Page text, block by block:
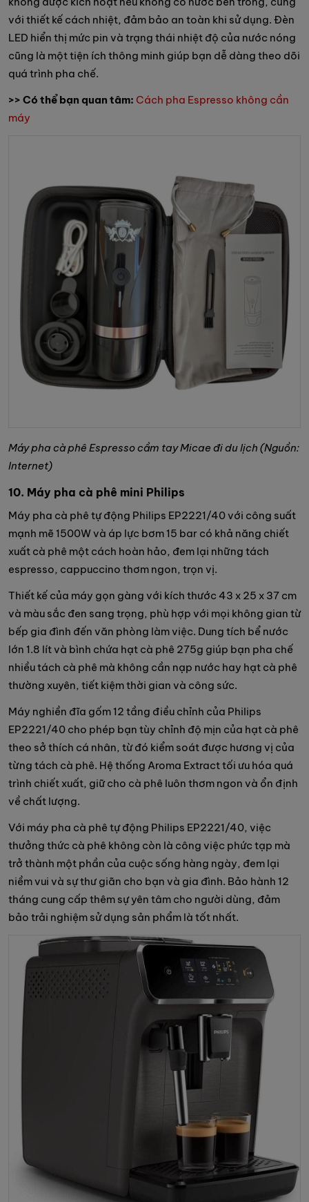
với thiết kế cách nhiệt, đảm bảo an toàn khi sử dụng. Đèn
LED hiển thị mức pin và trạng thái nhiệt độ của nước nóng
cũng là một tiện ích thông minh giúp bạn dễ dàng theo dõi
quá trình pha chế.
>> Có thể bạn quan tâm: Cách pha Espresso không cần
máy
Máy pha cà phê Espresso cầm tay Micae đi du lịch (Nguồn:
Internet)
10. Máy pha cà phê mini Philips
Máy pha cà phê tự động Philips EP2221/40 với công suất
mạnh mẽ 1500W và áp lực bơm 15 bar có khả năng chiết
xuất cà phê một cách hoàn hảo, đem lại những tách
espresso, cappuccino thơm ngon, trọn vị.
Thiết kế của máy gọn gàng với kích thước 43 x 25 x 37 cm
và màu sắc đen sang trọng, phù hợp với mọi không gian từ
bếp gia đình đến văn phòng làm việc. Dung tích bể nước
lớn 1.8 lít và bình chứa hạt cà phê 275g giúp bạn pha chế
nhiều tách cà phê mà không cần nạp nước hay hạt cà phê
thường xuyên, tiết kiệm thời gian và công sức.
Máy nghiền đĩa gốm 12 tầng điều chỉnh của Philips
EP2221/40 cho phép bạn tùy chỉnh độ mịn của hạt cà phê
theo sở thích cá nhân, từ đó kiểm soát được hương vị của
từng tách cà phê. Hệ thống Aroma Extract tối ưu hóa quá
trình chiết xuất, giữ cho cà phê luôn thơm ngon và ổn định
về chất lượng.
Với máy pha cà phê tự động Philips EP2221/40, việc
thưởng thức cà phê không còn là công việc phức tạp mà
trở thành một phần của cuộc sống hàng ngày, đem lại
niềm vui và sự thư giãn cho bạn và gia đình. Bảo hành 12
tháng cung cấp thêm sự yên tâm cho người dùng, đảm
bảo trải nghiệm sử dụng sản phẩm là tốt nhất.